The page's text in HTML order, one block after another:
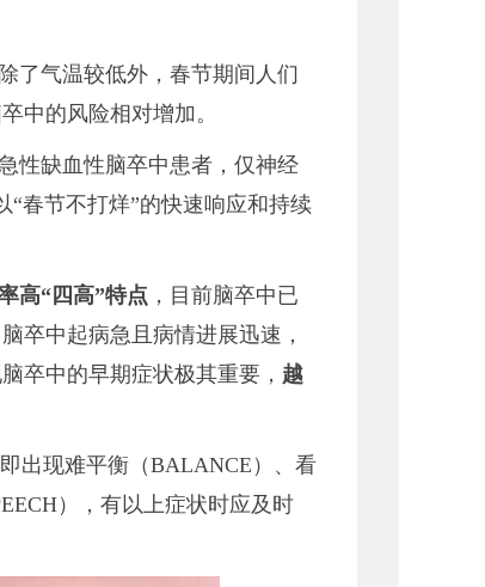
了气温较低外，春节期间人们
中的风险相对增加。
性缺血性脑卒中患者，仅神经
春节不打烊”的快速响应和持续
高“四高”特点 ，目前脑卒中已
卒中起病急且病情进展迅速，
卒中的早期症状极其重要， 越
即出现难平衡（BALANCE）、看
），有以上症状时应及时